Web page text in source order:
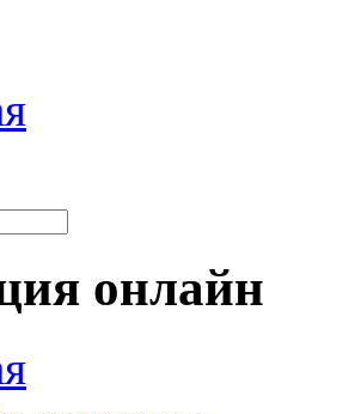
онлайн